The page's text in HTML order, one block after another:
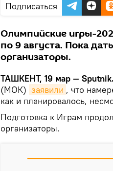
Подписаться
Олимпийские игры-
по 9 августа. Пока
организаторы.
ТАШКЕНТ, 19 мар — Sputnik.
(МОК) заявили , что
как и планировалось,
Подготовка к Играм
организаторы.